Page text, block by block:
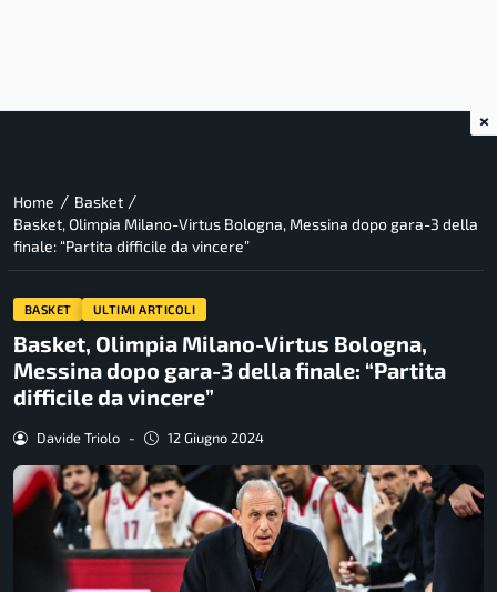
Home / Basket /
Basket, Olimpia Milano-Virtus Bologna, Messina dopo gara-3 della
finale: “Partita difficile da vincere”
BASKET ULTIMI ARTICOLI
Basket, Olimpia Milano-Virtus Bologna,
Messina dopo gara-3 della finale: “Partita
difficile da vincere”
Davide Triolo - 12 Giugno 2024
×